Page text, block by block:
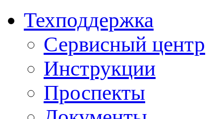
Техподдержка
Сервисный центр
Инструкции
Проспекты